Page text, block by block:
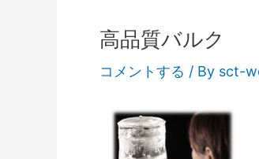
高品質バルク
コメントする / By sct-